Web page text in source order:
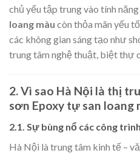
chủ yếu tập trung vào tính
loang màu còn thỏa mãn yếu
các không gian sáng tạo như
trung tâm nghệ thuật, biệt thự
2. Vì sao Hà Nội là thị
sơn Epoxy tự san loang
2.1. Sự bùng nổ các công
Hà Nội là trung tâm kinh tế –